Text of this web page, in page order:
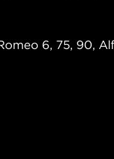
6, 75, 90,